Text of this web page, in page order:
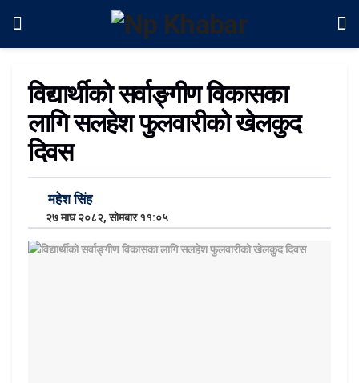
विद्यार्थीको सर्वाङ्गीण विकासका
लागि सलहेश फुलवारीको खेलकुद
दिवस
महेश सिंह
२७ माघ २०८२, सोमबार ११:०५